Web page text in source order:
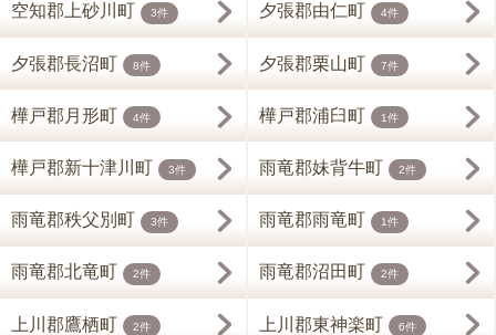
空知郡上砂川町 3件 夕張郡由仁町 4件
夕張郡長沼町 8件 夕張郡栗山町 7件
樺戸郡月形町 4件 樺戸郡浦臼町 1件
樺戸郡新十津川町 3件 雨竜郡妹背牛町 2件
雨竜郡秩父別町 3件 雨竜郡雨竜町 1件
雨竜郡北竜町 2件 雨竜郡沼田町 2件
上川郡鷹栖町 2件 上川郡東神楽町 6件